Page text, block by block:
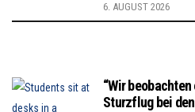
6. AUGUST 2026
“Wir
Sturzflug bei